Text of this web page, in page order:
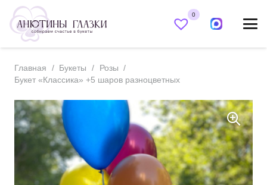
0
Главная / Букеты / Розы /
Букет «Классика» +5 шаров разноцветных